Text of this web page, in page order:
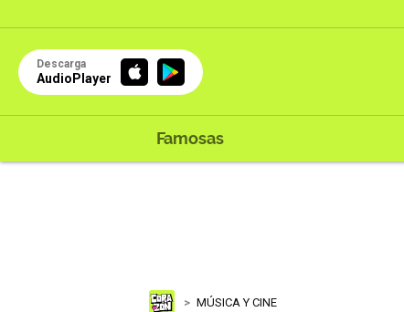
Descarga
AudioPlayer
Famosas
MÚSICA Y CINE